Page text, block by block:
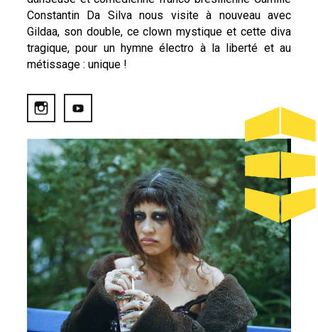
Constantin Da Silva nous visite à nouveau avec
Gildaa, son double, ce clown mystique et cette diva
tragique, pour un hymne électro à la liberté et au
métissage : unique !